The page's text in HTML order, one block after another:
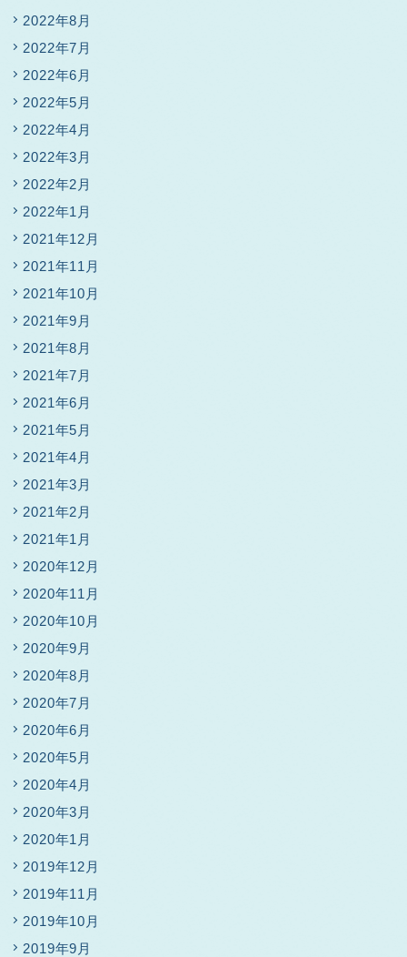
2022年8月
2022年7月
2022年6月
2022年5月
2022年4月
2022年3月
2022年2月
2022年1月
2021年12月
2021年11月
2021年10月
2021年9月
2021年8月
2021年7月
2021年6月
2021年5月
2021年4月
2021年3月
2021年2月
2021年1月
2020年12月
2020年11月
2020年10月
2020年9月
2020年8月
2020年7月
2020年6月
2020年5月
2020年4月
2020年3月
2020年1月
2019年12月
2019年11月
2019年10月
2019年9月